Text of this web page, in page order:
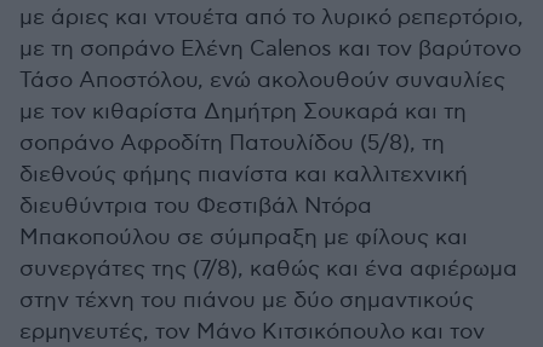
με άριες και ντουέτα από το λυρικό ρεπερτόριο,
με τη σοπράνο Ελένη Calenos και τον βαρύτονο
Τάσο Αποστόλου, ενώ ακολουθούν συναυλίες
με τον κιθαρίστα Δημήτρη Σουκαρά και τη
σοπράνο Αφροδίτη Πατουλίδου (5/8), τη
διεθνούς φήμης πιανίστα και καλλιτεχνική
διευθύντρια του Φεστιβάλ Ντόρα
Μπακοπούλου σε σύμπραξη με φίλους και
συνεργάτες της (7/8), καθώς και ένα αφιέρωμα
στην τέχνη του πιάνου με δύo σημαντικούς
ερμηνευτές, τον Μάνο Κιτσικόπουλο και τον